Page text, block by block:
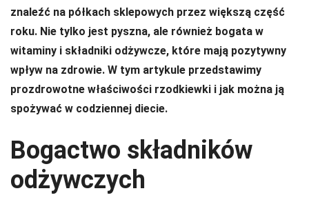
znaleźć na półkach sklepowych przez większą część
roku. Nie tylko jest pyszna, ale również bogata w
witaminy i składniki odżywcze, które mają pozytywny
wpływ na zdrowie. W tym artykule przedstawimy
prozdrowotne właściwości rzodkiewki i jak można ją
spożywać w codziennej diecie.
Bogactwo składników
odżywczych